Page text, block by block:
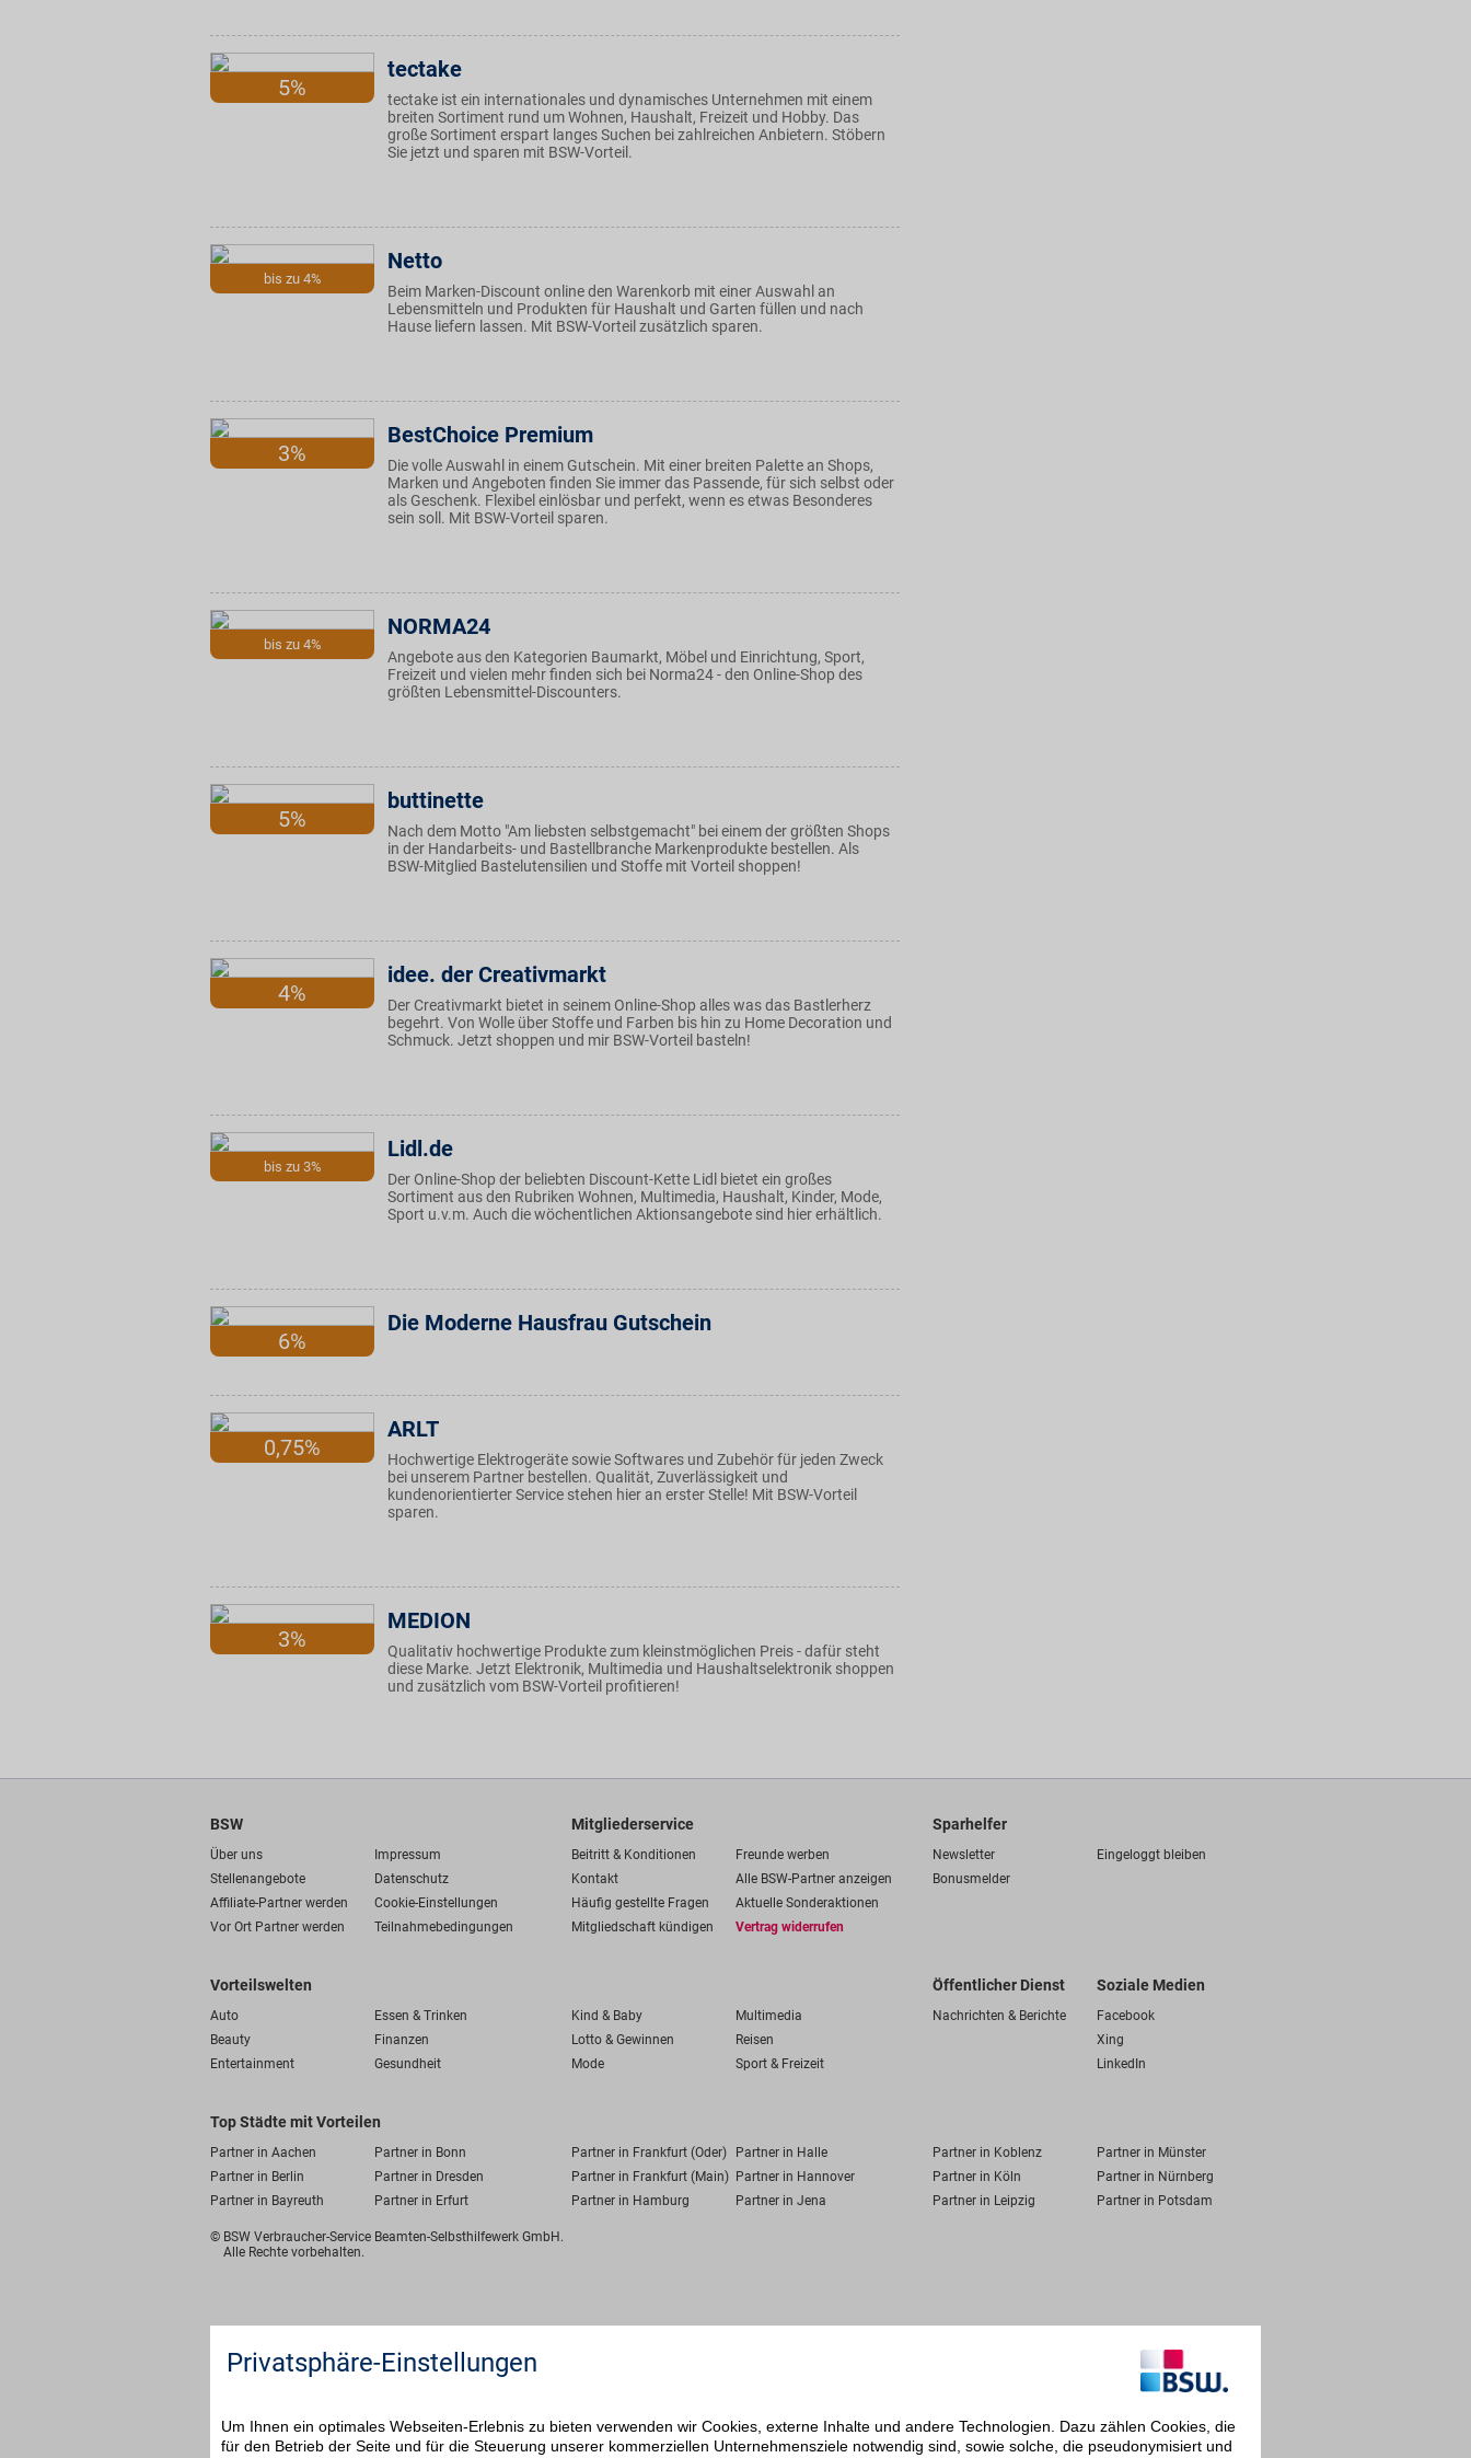
5%
tectake
tectake ist ein internationales und dynamisches Unternehmen mit einem
breiten Sortiment rund um Wohnen, Haushalt, Freizeit und Hobby. Das
große Sortiment erspart langes Suchen bei zahlreichen Anbietern. Stöbern
Sie jetzt und sparen mit BSW-Vorteil.
bis zu 4%
Netto
Beim Marken-Discount online den Warenkorb mit einer Auswahl an
Lebensmitteln und Produkten für Haushalt und Garten füllen und nach
Hause liefern lassen. Mit BSW-Vorteil zusätzlich sparen.
3%
BestChoice Premium
Die volle Auswahl in einem Gutschein. Mit einer breiten Palette an Shops,
Marken und Angeboten finden Sie immer das Passende, für sich selbst oder
als Geschenk. Flexibel einlösbar und perfekt, wenn es etwas Besonderes
sein soll. Mit BSW-Vorteil sparen.
bis zu 4%
NORMA24
Angebote aus den Kategorien Baumarkt, Möbel und Einrichtung, Sport,
Freizeit und vielen mehr finden sich bei Norma24 - den Online-Shop des
größten Lebensmittel-Discounters.
5%
buttinette
Nach dem Motto "Am liebsten selbstgemacht" bei einem der größten Shops
in der Handarbeits- und Bastellbranche Markenprodukte bestellen. Als
BSW-Mitglied Bastelutensilien und Stoffe mit Vorteil shoppen!
4%
idee. der Creativmarkt
Der Creativmarkt bietet in seinem Online-Shop alles was das Bastlerherz
begehrt. Von Wolle über Stoffe und Farben bis hin zu Home Decoration und
Schmuck. Jetzt shoppen und mir BSW-Vorteil basteln!
bis zu 3%
Lidl.de
Der Online-Shop der beliebten Discount-Kette Lidl bietet ein großes
Sortiment aus den Rubriken Wohnen, Multimedia, Haushalt, Kinder, Mode,
Sport u.v.m. Auch die wöchentlichen Aktionsangebote sind hier erhältlich.
6%
Die Moderne Hausfrau Gutschein
0,75%
ARLT
Hochwertige Elektrogeräte sowie Softwares und Zubehör für jeden Zweck
bei unserem Partner bestellen. Qualität, Zuverlässigkeit und
kundenorientierter Service stehen hier an erster Stelle! Mit BSW-Vorteil
sparen.
3%
MEDION
Qualitativ hochwertige Produkte zum kleinstmöglichen Preis - dafür steht
diese Marke. Jetzt Elektronik, Multimedia und Haushaltselektronik shoppen
und zusätzlich vom BSW-Vorteil profitieren!
BSW
Über uns
Impressum
Stellenangebote
Datenschutz
Affiliate-Partner werden
Cookie-Einstellungen
Vor Ort Partner werden
Teilnahmebedingungen
Mitgliederservice
Beitritt & Konditionen
Freunde werben
Kontakt
Alle BSW-Partner anzeigen
Häufig gestellte Fragen
Aktuelle Sonderaktionen
Mitgliedschaft kündigen
Vertrag widerrufen
Sparhelfer
Newsletter
Eingeloggt bleiben
Bonusmelder
Vorteilswelten
Auto Essen & Trinken Kind & Baby
Multimedia
Beauty
Finanzen Lotto & Gewinnen
Reisen
Entertainment
Gesundheit Mode Sport & Freizeit
Öffentlicher Dienst
Nachrichten & Berichte
Soziale Medien
Facebook
Xing
LinkedIn
Top Städte mit Vorteilen
Partner in Aachen Partner in Bonn Partner in Frankfurt (Oder) Partner in Halle Partner in Koblenz
Partner in Münster
Partner in Berlin
Partner in Dresden Partner in Frankfurt (Main) Partner in Hannover Partner in Köln
Partner in Nürnberg
Partner in Bayreuth
Partner in Erfurt Partner in Hamburg Partner in Jena Partner in Leipzig Partner in Potsdam
© BSW Verbraucher-Service Beamten-Selbsthilfewerk GmbH.
Alle Rechte vorbehalten.
Privatsphäre-Einstellungen
Um Ihnen ein optimales Webseiten-Erlebnis zu bieten verwenden wir Cookies, externe Inhalte und andere Technologien. Dazu zählen Cookies, die
für den Betrieb der Seite und für die Steuerung unserer kommerziellen Unternehmensziele notwendig sind, sowie solche, die pseudonymisiert und